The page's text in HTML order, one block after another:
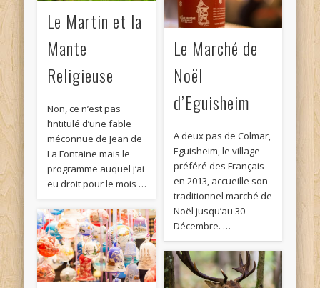
Le Martin et la
Mante
Religieuse
Non, ce n’est pas
l’intitulé d’une fable
méconnue de Jean de
La Fontaine mais le
programme auquel j’ai
eu droit pour le mois …
Le Marché de
Noël
d’Eguisheim
A deux pas de Colmar,
Eguisheim, le village
préféré des Français
en 2013, accueille son
traditionnel marché de
Noël jusqu’au 30
Décembre. …